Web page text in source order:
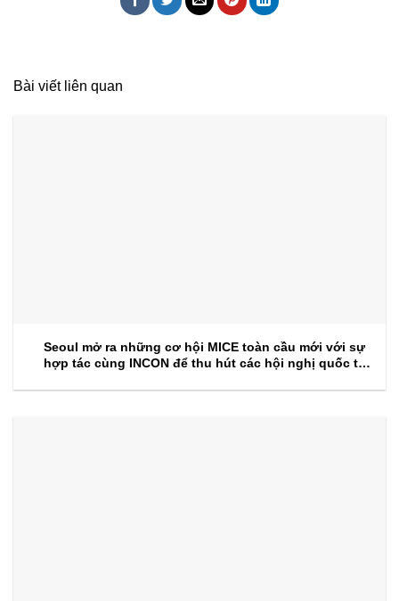
Bài viết liên quan
Seoul mở ra những cơ hội MICE toàn cầu mới với sự
hợp tác cùng INCON để thu hút các hội nghị quốc tế